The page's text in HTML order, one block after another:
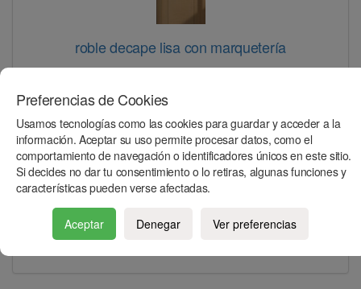
roble decape lisa con marquetería
Preferencias de Cookies
Usamos tecnologías como las cookies para guardar y acceder a la
información. Aceptar su uso permite procesar datos, como el
comportamiento de navegación o identificadores únicos en este sitio.
Si decides no dar tu consentimiento o lo retiras, algunas funciones y
características pueden verse afectadas.
Aceptar Denegar Ver preferencias